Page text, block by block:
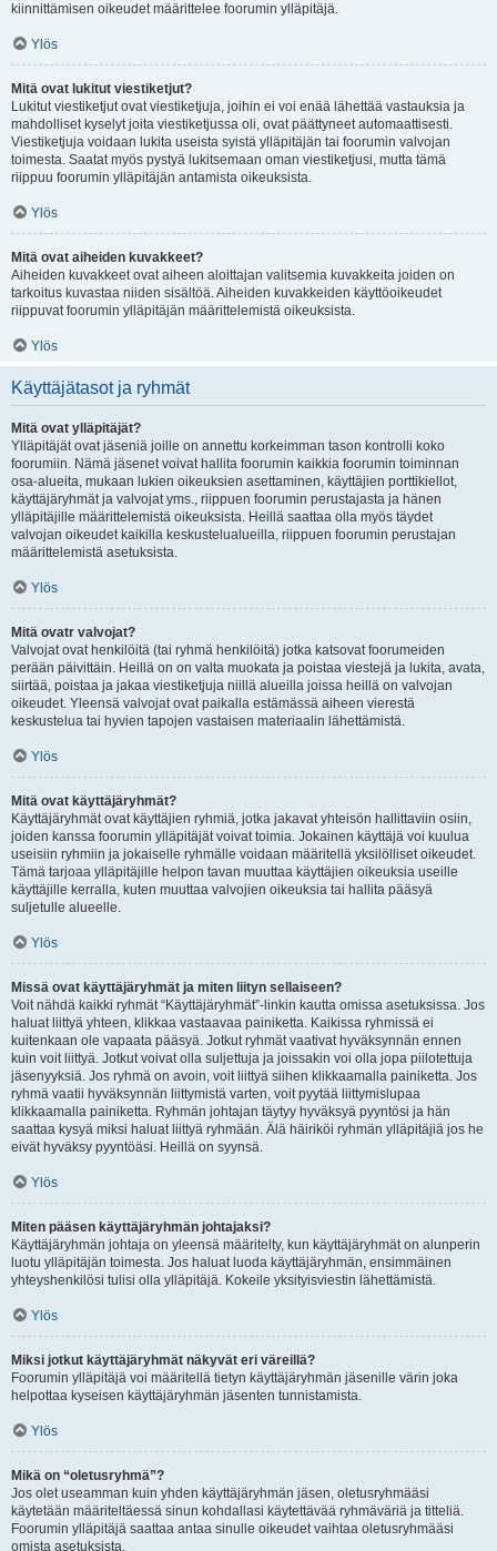
kiinnittämisen oikeudet määrittelee foorumin ylläpitäjä.
Ylös
Mitä ovat lukitut viestiketjut?
Lukitut viestiketjut ovat viestiketjuja, joihin ei voi enää lähettää vastauksia ja
mahdolliset kyselyt joita viestiketjussa oli, ovat päättyneet automaattisesti.
Viestiketjuja voidaan lukita useista syistä ylläpitäjän tai foorumin valvojan
toimesta. Saatat myös pystyä lukitsemaan oman viestiketjusi, mutta tämä
riippuu foorumin ylläpitäjän antamista oikeuksista.
Ylös
Mitä ovat aiheiden kuvakkeet?
Aiheiden kuvakkeet ovat aiheen aloittajan valitsemia kuvakkeita joiden on
tarkoitus kuvastaa niiden sisältöä. Aiheiden kuvakkeiden käyttöoikeudet
riippuvat foorumin ylläpitäjän määrittelemistä oikeuksista.
Ylös
Käyttäjätasot ja ryhmät
Mitä ovat ylläpitäjät?
Ylläpitäjät ovat jäseniä joille on annettu korkeimman tason kontrolli koko
foorumiin. Nämä jäsenet voivat hallita foorumin kaikkia foorumin toiminnan
osa-alueita, mukaan lukien oikeuksien asettaminen, käyttäjien porttikiellot,
käyttäjäryhmät ja valvojat yms., riippuen foorumin perustajasta ja hänen
ylläpitäjille määrittelemistä oikeuksista. Heillä saattaa olla myös täydet
valvojan oikeudet kaikilla keskustelualueilla, riippuen foorumin perustajan
määrittelemistä asetuksista.
Ylös
Mitä ovatr valvojat?
Valvojat ovat henkilöitä (tai ryhmä henkilöitä) jotka katsovat foorumeiden
perään päivittäin. Heillä on on valta muokata ja poistaa viestejä ja lukita, avata,
siirtää, poistaa ja jakaa viestiketjuja niillä alueilla joissa heillä on valvojan
oikeudet. Yleensä valvojat ovat paikalla estämässä aiheen vierestä
keskustelua tai hyvien tapojen vastaisen materiaalin lähettämistä.
Ylös
Mitä ovat käyttäjäryhmät?
Käyttäjäryhmät ovat käyttäjien ryhmiä, jotka jakavat yhteisön hallittaviin osiin,
joiden kanssa foorumin ylläpitäjät voivat toimia. Jokainen käyttäjä voi kuulua
useisiin ryhmiin ja jokaiselle ryhmälle voidaan määritellä yksilölliset oikeudet.
Tämä tarjoaa ylläpitäjille helpon tavan muuttaa käyttäjien oikeuksia useille
käyttäjille kerralla, kuten muuttaa valvojien oikeuksia tai hallita pääsyä
suljetulle alueelle.
Ylös
Missä ovat käyttäjäryhmät ja miten liityn sellaiseen?
Voit nähdä kaikki ryhmät “Käyttäjäryhmät”-linkin kautta omissa asetuksissa. Jos
haluat liittyä yhteen, klikkaa vastaavaa painiketta. Kaikissa ryhmissä ei
kuitenkaan ole vapaata pääsyä. Jotkut ryhmät vaativat hyväksynnän ennen
kuin voit liittyä. Jotkut voivat olla suljettuja ja joissakin voi olla jopa piilotettuja
jäsenyyksiä. Jos ryhmä on avoin, voit liittyä siihen klikkaamalla painiketta. Jos
ryhmä vaatii hyväksynnän liittymistä varten, voit pyytää liittymislupaa
klikkaamalla painiketta. Ryhmän johtajan täytyy hyväksyä pyyntösi ja hän
saattaa kysyä miksi haluat liittyä ryhmään. Älä häiriköi ryhmän ylläpitäjiä jos he
eivät hyväksy pyyntöäsi. Heillä on syynsä.
Ylös
Miten pääsen käyttäjäryhmän johtajaksi?
Käyttäjäryhmän johtaja on yleensä määritelty, kun käyttäjäryhmät on alunperin
luotu ylläpitäjän toimesta. Jos haluat luoda käyttäjäryhmän, ensimmäinen
yhteyshenkilösi tulisi olla ylläpitäjä. Kokeile yksityisviestin lähettämistä.
Ylös
Miksi jotkut käyttäjäryhmät näkyvät eri väreillä?
Foorumin ylläpitäjä voi määritellä tietyn käyttäjäryhmän jäsenille värin joka
helpottaa kyseisen käyttäjäryhmän jäsenten tunnistamista.
Ylös
Mikä on “oletusryhmä”?
Jos olet useamman kuin yhden käyttäjäryhmän jäsen, oletusryhmääsi
käytetään määriteltäessä sinun kohdallasi käytettävää ryhmäväriä ja titteliä.
Foorumin ylläpitäjä saattaa antaa sinulle oikeudet vaihtaa oletusryhmääsi
omista asetuksista.